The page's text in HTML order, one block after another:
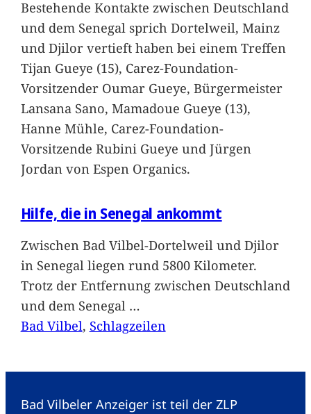
Bestehende Kontakte zwischen Deutschland
und dem Senegal sprich Dortelweil, Mainz
und Djilor vertieft haben bei einem Treffen
Tijan Gueye (15), Carez-Foundation-
Vorsitzender Oumar Gueye, Bürgermeister
Lansana Sano, Mamadoue Gueye (13),
Hanne Mühle, Carez-Foundation-
Vorsitzende Rubini Gueye und Jürgen
Jordan von Espen Organics.
Hilfe, die in Senegal ankommt
Zwischen Bad Vilbel-Dortelweil und Djilor
in Senegal liegen rund 5800 Kilometer.
Trotz der Entfernung zwischen Deutschland
und dem Senegal …
Bad Vilbel, Schlagzeilen
Bad Vilbeler Anzeiger ist teil der ZLP